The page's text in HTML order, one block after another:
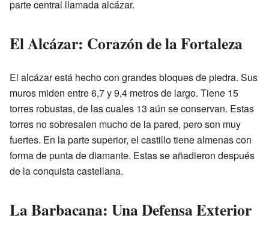
parte central llamada alcázar.
El Alcázar: Corazón de la Fortaleza
El alcázar está hecho con grandes bloques de piedra. Sus
muros miden entre 6,7 y 9,4 metros de largo. Tiene 15
torres robustas, de las cuales 13 aún se conservan. Estas
torres no sobresalen mucho de la pared, pero son muy
fuertes. En la parte superior, el castillo tiene almenas con
forma de punta de diamante. Estas se añadieron después
de la conquista castellana.
La Barbacana: Una Defensa Exterior